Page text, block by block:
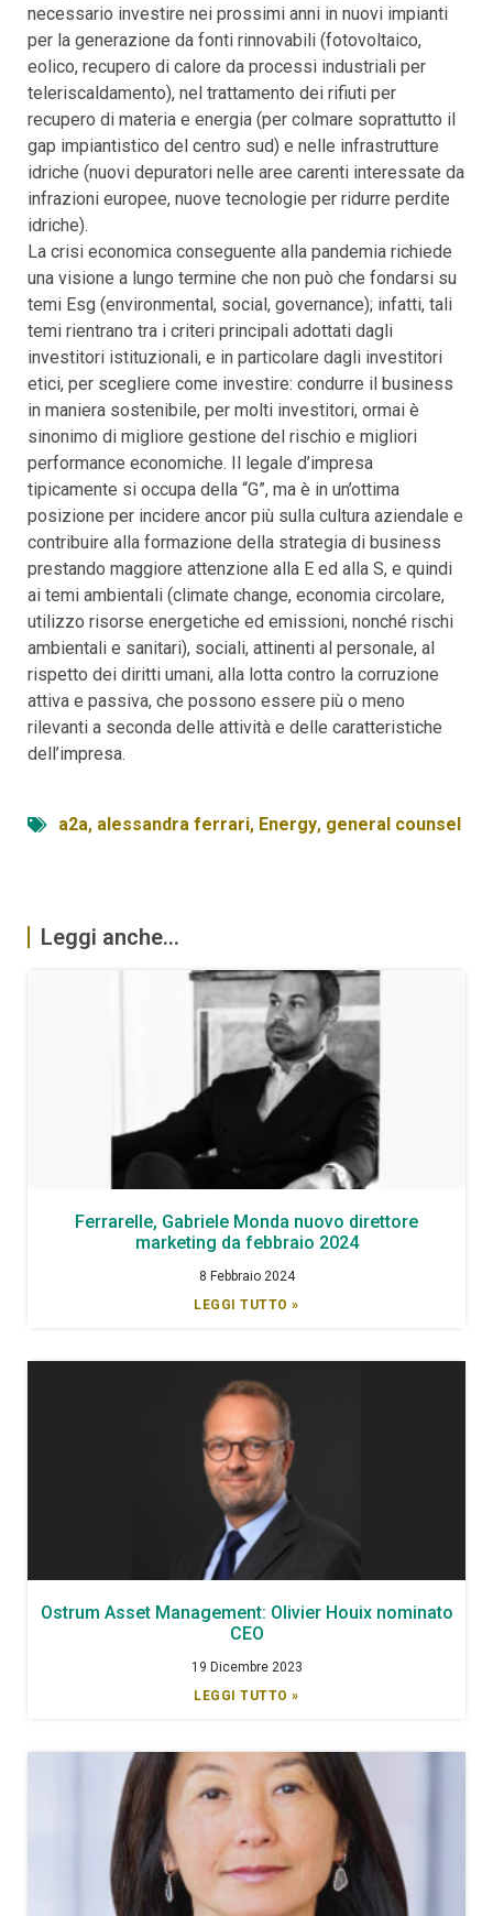
necessario investire nei prossimi anni in nuovi impianti
per la generazione da fonti rinnovabili (fotovoltaico,
eolico, recupero di calore da processi industriali per
teleriscaldamento), nel trattamento dei rifiuti per
recupero di materia e energia (per colmare soprattutto il
gap impiantistico del centro sud) e nelle infrastrutture
idriche (nuovi depuratori nelle aree carenti interessate da
infrazioni europee, nuove tecnologie per ridurre perdite
idriche).
La crisi economica conseguente alla pandemia richiede
una visione a lungo termine che non può che fondarsi su
temi Esg (environmental, social, governance); infatti, tali
temi rientrano tra i criteri principali adottati dagli
investitori istituzionali, e in particolare dagli investitori
etici, per scegliere come investire: condurre il business
in maniera sostenibile, per molti investitori, ormai è
sinonimo di migliore gestione del rischio e migliori
performance economiche. Il legale d’impresa
tipicamente si occupa della “G”, ma è in un’ottima
posizione per incidere ancor più sulla cultura aziendale e
contribuire alla formazione della strategia di business
prestando maggiore attenzione alla E ed alla S, e quindi
ai temi ambientali (climate change, economia circolare,
utilizzo risorse energetiche ed emissioni, nonché rischi
ambientali e sanitari), sociali, attinenti al personale, al
rispetto dei diritti umani, alla lotta contro la corruzione
attiva e passiva, che possono essere più o meno
rilevanti a seconda delle attività e delle caratteristiche
dell’impresa.
a2a, alessandra ferrari, Energy, general counsel
Leggi anche...
Ferrarelle, Gabriele Monda nuovo direttore
marketing da febbraio 2024
8 Febbraio 2024
LEGGI TUTTO »
Ostrum Asset Management: Olivier Houix nominato
CEO
19 Dicembre 2023
LEGGI TUTTO »